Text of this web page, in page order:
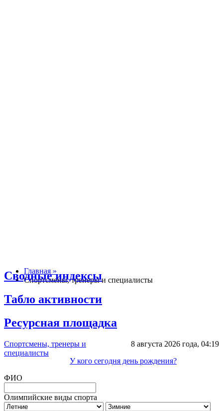
Главная »
Спортсмены, тренеры и специалисты
Сводные индексы
Табло активности
Ресурсная площадка
8 августа 2026 года, 04:19
У кого сегодня день рождения?
Спортсмены, тренеры и
специалисты
ФИО
Олимпийские виды спорта